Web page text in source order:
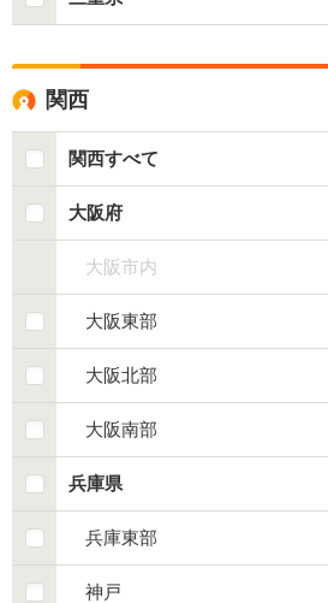
関西
関西すべて
大阪府
大阪市内
大阪東部
大阪北部
大阪南部
兵庫県
兵庫東部
神戸